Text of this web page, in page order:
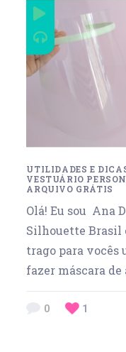
UTILIDADES E
VESTUÁRIO
ARQUIVO GRÁTIS
Olá! Eu sou Ana
Silhouette Brasil
trago para vocês
fazer máscara
0 1